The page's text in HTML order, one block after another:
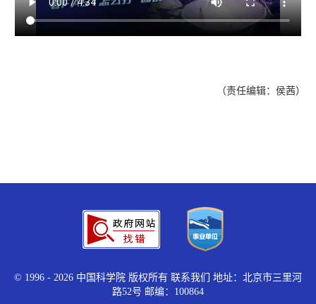
（责任编辑：侯茜）
© 1996 - 2026 中国科学院 版权所有 联系我们
地址：北京市三里河
路52号 邮编：100864